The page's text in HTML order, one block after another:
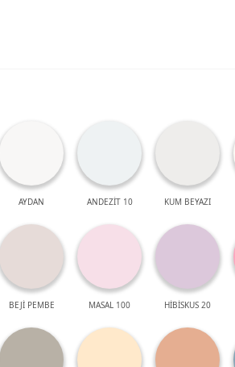
AYDAN ANDEZİT 10 KUM BEYAZI
BEJİ PEMBE MASAL 100 HİBİSKUS 20